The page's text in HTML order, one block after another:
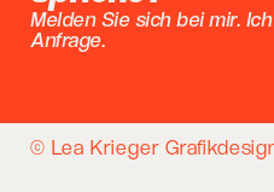
Melden Sie sich bei mir.
Anfrage.
© Lea Krieger